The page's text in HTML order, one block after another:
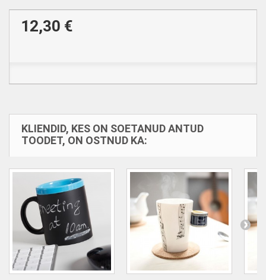
12,30 €
KLIENDID, KES ON SOETANUD ANTUD
TOODET, ON OSTNUD KA: